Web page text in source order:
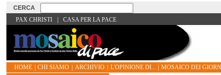
PAX CHRISTI CASA PER LA PACE
HOME CHI SIAMO ARCHIVIO L'OPINIONE DI...
MOSAICO DEI